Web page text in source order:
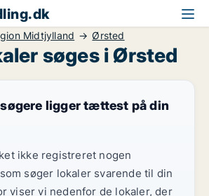
Midtjylland Ørsted
søges i Ørsted
ligger tættest på din
ikke registreret nogen
søger lokaler svarende til din
viser vi nedenfor de lokaler, der